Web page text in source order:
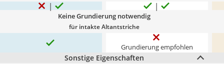
Keine Grundierung notwendig
für intakte Altantstriche
Grundierung empfohlen
Sonstige Eigenschaften